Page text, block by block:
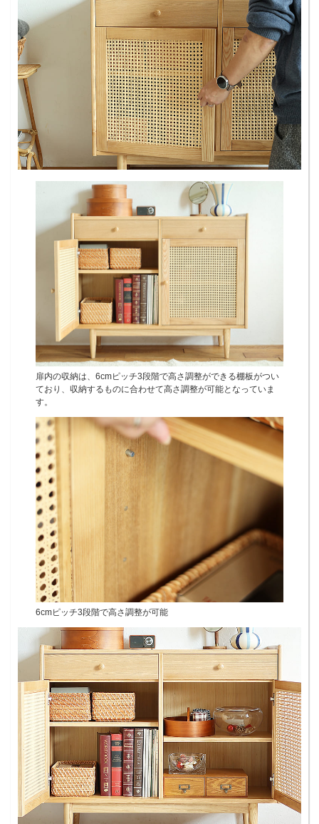
扉内の収納は、6cmピッチ3段階で高さ調整ができる棚板がつい
ており、収納するものに合わせて高さ調整が可能となっていま
す。
6cmピッチ3段階で高さ調整が可能